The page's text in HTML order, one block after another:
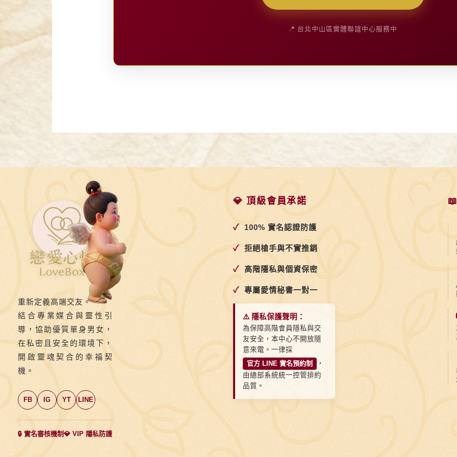
📍 台北中山區實體聯誼中心服務中
重新定義高端交友。
結合專業媒合與靈性引
導，協助優質單身男女，
在私密且安全的環境下，
開啟靈魂契合的幸福契
機。
FB IG YT LINE
🔒 實名審核機制💎 VIP 隱私防護
💎 頂級會員承諾
✓ 100% 實名認證防護
✓ 拒絕槍手與不實推銷
✓ 高階隱私與個資保密
✓ 專屬愛情秘書一對一
⚠️ 隱私保護聲明：
為保障高階會員隱私與交
友安全，本中心不開放隨
意來電。一律採
官方 LINE 實名預約制
，
由總部系統統一控管排約
品質。